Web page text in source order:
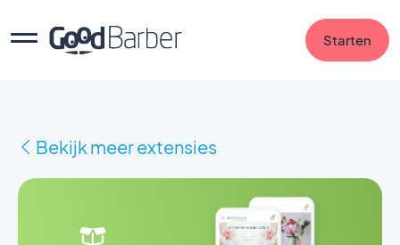
Starten
Bekijk meer extensies